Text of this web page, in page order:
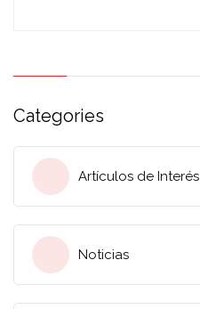
Categories
Artículos de Interés
Noticias